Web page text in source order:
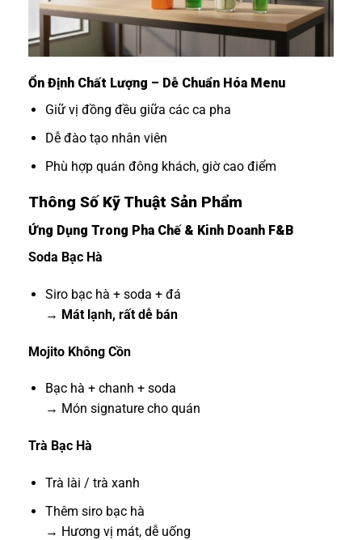
Ổn Định Chất Lượng – Dễ Chuẩn Hóa Menu
Giữ vị đồng đều giữa các ca pha
Dễ đào tạo nhân viên
Phù hợp quán đông khách, giờ cao điểm
Thông Số Kỹ Thuật Sản Phẩm
Ứng Dụng Trong Pha Chế & Kinh Doanh F&B
Soda Bạc Hà
Siro bạc hà + soda + đá
→ Mát lạnh, rất dễ bán
Mojito Không Cồn
Bạc hà + chanh + soda
→ Món signature cho quán
Trà Bạc Hà
Trà lài / trà xanh
Thêm siro bạc hà
→ Hương vị mát, dễ uống